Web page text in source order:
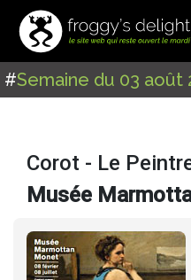
#Semaine du 03 août
Corot - Le
Musée